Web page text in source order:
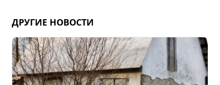
ДРУГИЕ НОВОСТИ